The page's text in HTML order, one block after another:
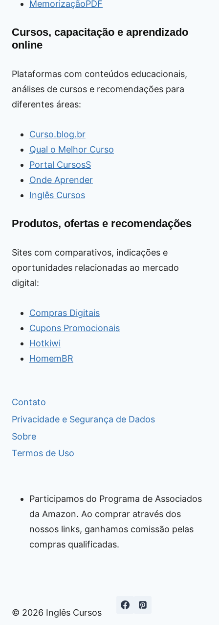
MemorizaçãoPDF
Cursos, capacitação e aprendizado
online
Plataformas com conteúdos educacionais,
análises de cursos e recomendações para
diferentes áreas:
Curso.blog.br
Qual o Melhor Curso
Portal CursosS
Onde Aprender
Inglês Cursos
Produtos, ofertas e recomendações
Sites com comparativos, indicações e
oportunidades relacionadas ao mercado
digital:
Compras Digitais
Cupons Promocionais
Hotkiwi
HomemBR
Contato
Privacidade e Segurança de Dados
Sobre
Termos de Uso
Participamos do Programa de Associados
da Amazon. Ao comprar através dos
nossos links, ganhamos comissão pelas
compras qualificadas.
© 2026 Inglês Cursos